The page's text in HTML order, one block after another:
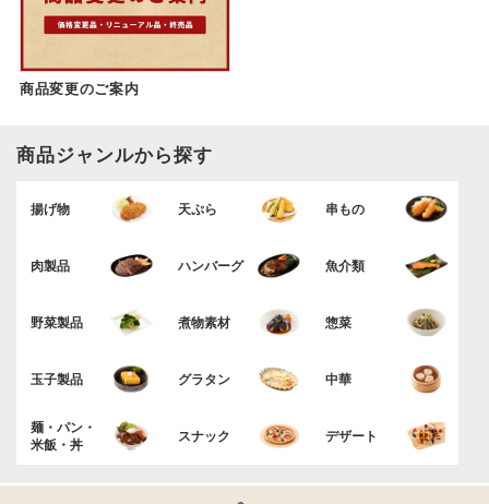
商品変更のご案内
商品ジャンルから探す
揚げ物 天ぷら 串もの
肉製品 ハンバーグ 魚介類
野菜製品 煮物素材 惣菜
玉子製品 グラタン 中華
麺・パン・
米飯・丼
スナック デザート